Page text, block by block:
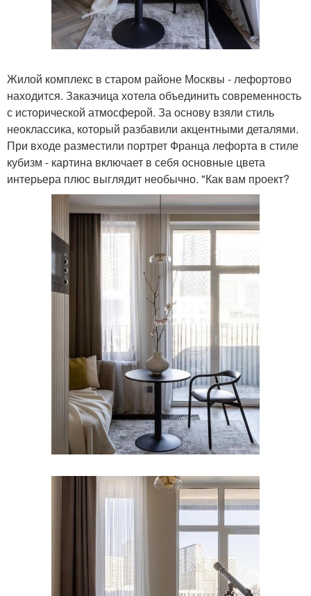
Жилой комплекс в старом районе Москвы - лефортово
находится. Заказчица хотела объединить современность
с исторической атмосферой. За основу взяли стиль
неоклассика, который разбавили акцентными деталями.
При входе разместили портрет Франца лефорта в стиле
кубизм - картина включает в себя основные цвета
интерьера плюс выглядит необычно. "Как вам проект?